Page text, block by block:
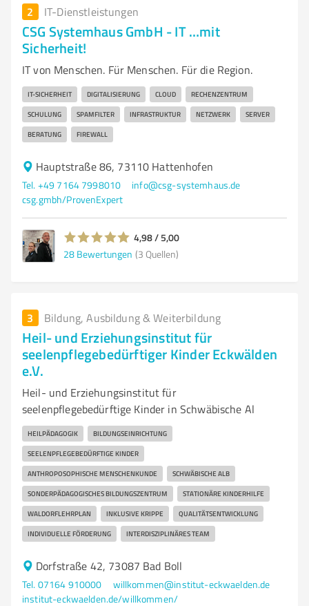
2 IT-Dienstleistungen
CSG Systemhaus GmbH - IT …mit
Sicherheit!
IT von Menschen. Für Menschen. Für die Region.
IT-SICHERHEIT DIGITALISIERUNG CLOUD RECHENZENTRUM
SCHULUNG SPAMFILTER INFRASTRUKTUR NETZWERK SERVER
BERATUNG FIREWALL
Hauptstraße 86, 73110 Hattenhofen
Tel. +49 7164 7998010
info@csg-systemhaus.de
csg.gmbh/ProvenExpert
4,98 / 5,00
28 Bewertungen (3 Quellen)
3 Bildung, Ausbildung & Weiterbildung
Heil- und Erziehungsinstitut für
seelenpflegebedürftiger Kinder Eckwälden
e.V.
Heil- und Erziehungsinstitut für
seelenpflegebedürftige Kinder in Schwäbische Al
HEILPÄDAGOGIK BILDUNGSEINRICHTUNG
SEELENPFLEGEBEDÜRFTIGE KINDER
ANTHROPOSOPHISCHE MENSCHENKUNDE SCHWÄBISCHE ALB
SONDERPÄDAGOGISCHES BILDUNGSZENTRUM STATIONÄRE KINDERHILFE
WALDORFLEHRPLAN INKLUSIVE KRIPPE QUALITÄTSENTWICKLUNG
INDIVIDUELLE FÖRDERUNG INTERDISZIPLINÄRES TEAM
Dorfstraße 42, 73087 Bad Boll
Tel. 07164 910000
willkommen@institut-eckwaelden.de
institut-eckwaelden.de/willkommen/